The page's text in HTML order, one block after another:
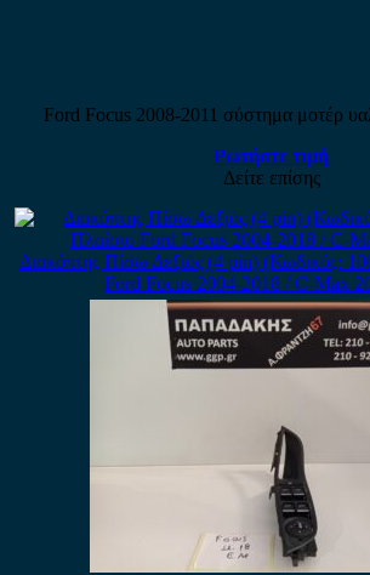
Ford Focus 2008-2011 σύστημα μοτέρ
Ρωτήστε τιμή
Δείτε επίσης
Διακόπτης Πίσω Δεξιός (4 pin) (Κωδικός:
Ford Focus 2004-2018 / C-Max